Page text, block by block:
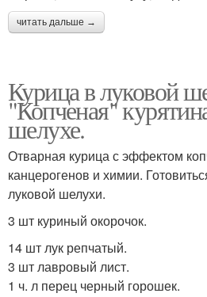
читать дальше →
Курица в луковой
"Копченая"
шелухе.
Отварная курица с эффектом
канцерогенов и химии.
луковой шелухи.
3 шт куриный окорочок.
14 шт лук репчатый.
3 шт лавровый лист.
1 ч. л перец черный горошек.